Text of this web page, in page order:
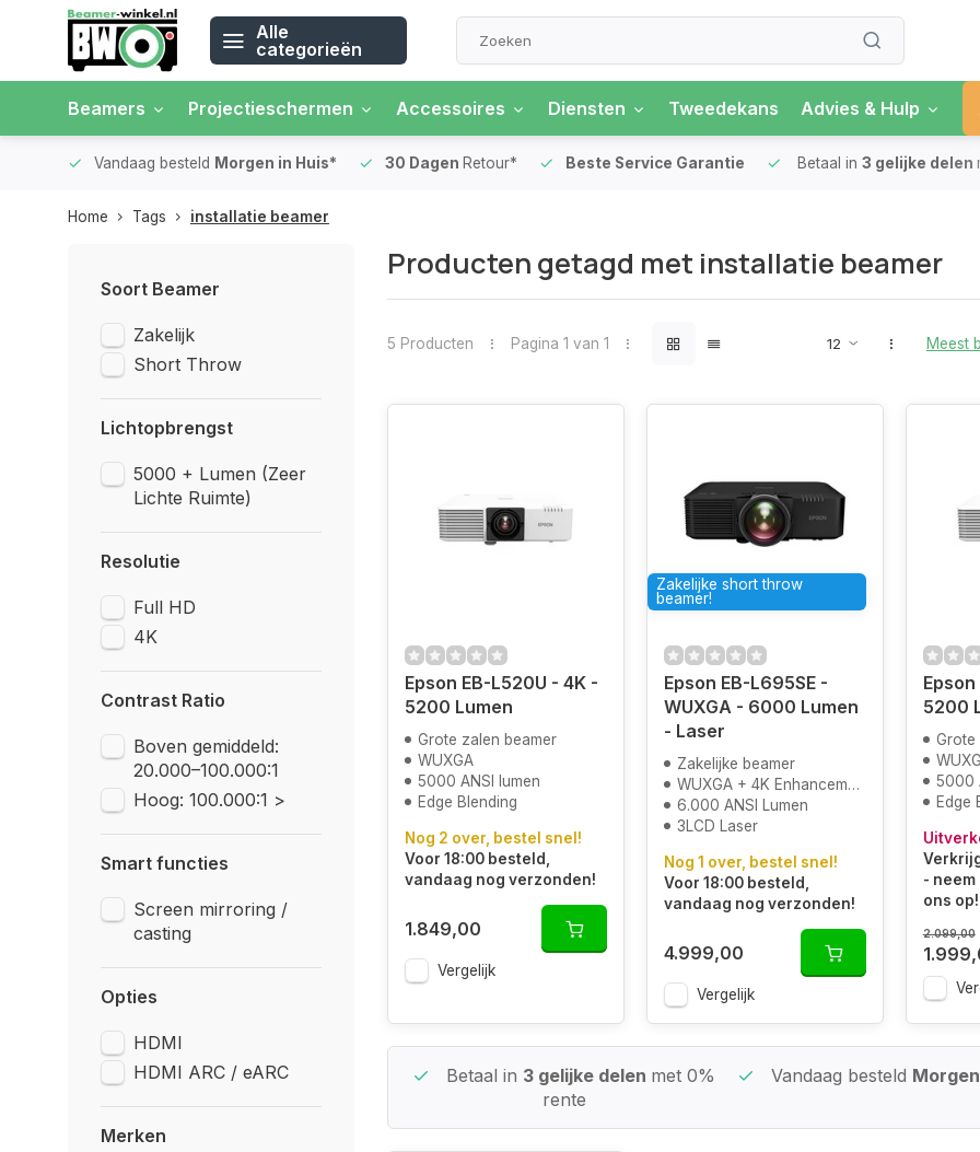
Alle
categorieën
Beamers Projectieschermen Accessoires Diensten Tweedekans Advies & Hulp
Vandaag besteld Morgen in Huis* 30 Dagen Retour* Beste Service Garantie Betaal in 3 gelijke delen
Home Tags installatie beamer
Soort Beamer
Zakelijk
Short Throw
Lichtopbrengst
5000 + Lumen (Zeer
Lichte Ruimte)
Resolutie
Full HD
4K
Contrast Ratio
Boven gemiddeld:
20.000–100.000:1
Hoog: 100.000:1 >
Smart functies
Screen mirroring /
casting
Opties
HDMI
HDMI ARC / eARC
Merken
Producten getagd met installatie beamer
5 Producten Pagina 1 van 1 Meest
Epson EB-L520U - 4K -
5200 Lumen
Grote zalen beamer
WUXGA
5000 ANSI lumen
Edge Blending
Nog 2 over, bestel snel!
Voor 18:00 besteld,
vandaag nog verzonden!
1.849,00
Vergelijk
Zakelijke short throw
beamer!
Epson EB-L695SE -
WUXGA - 6000 Lumen
- Laser
Zakelijke beamer
WUXGA + 4K Enhancement
6.000 ANSI Lumen
3LCD Laser
Nog 1 over, bestel snel!
Voor 18:00 besteld,
vandaag nog verzonden!
4.999,00
Vergelijk
5200
Grote
5000
Edge
-
ons op!
2.099,00
Beste Service Garantie Betaal in 3 gelijke delen met 0%
rente
Vandaag besteld